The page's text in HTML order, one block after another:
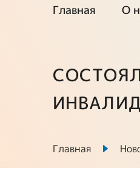
Главная
О
Главная